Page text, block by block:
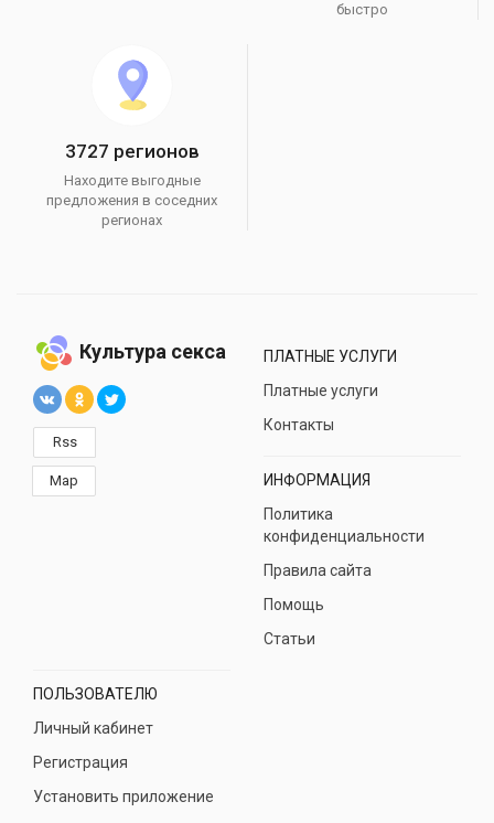
быстро
3727 регионов
Находите выгодные
предложения в соседних
регионах
Культура секса
Rss
Map
ПЛАТНЫЕ УСЛУГИ
Платные услуги
Контакты
ИНФОРМАЦИЯ
Политика
конфиденциальности
Правила сайта
Помощь
Статьи
ПОЛЬЗОВАТЕЛЮ
Личный кабинет
Регистрация
Установить приложение